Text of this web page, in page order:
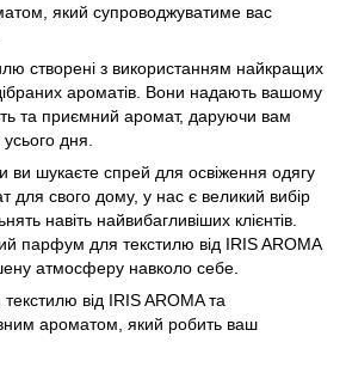
який супроводжуватиме вас
створені з використанням найкращих
ароматів. Вони надають вашому
та приємний аромат, даруючи вам
дня.
ви шукаєте спрей для освіження одягу
для свого дому, у нас є великий вибір
навіть найвибагливіших клієнтів.
парфум для текстилю від IRIS AROMA
атмосферу навколо себе.
від IRIS AROMA та
ароматом, який робить ваш